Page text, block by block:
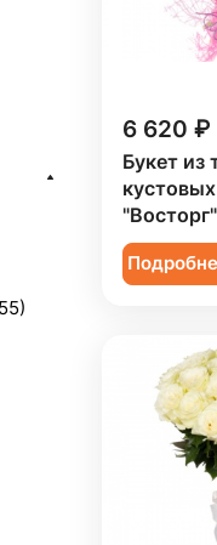
6 620 ₽
Букет из
"Восторг"
55)